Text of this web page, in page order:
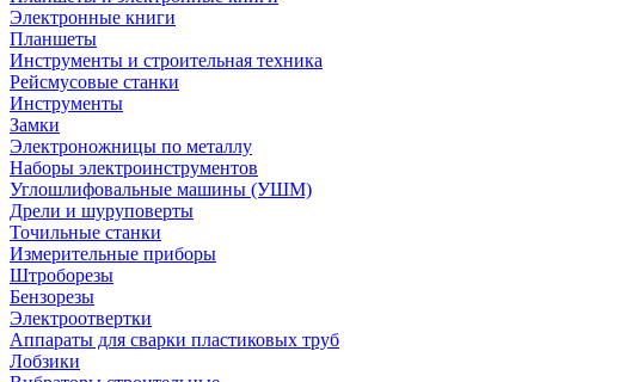
Электронные книги
Планшеты
Инструменты и строительная техника
Рейсмусовые станки
Инструменты
Замки
Электроножницы по металлу
Наборы электроинструментов
Углошлифовальные машины (УШМ)
Дрели и шуруповерты
Точильные станки
Измерительные приборы
Штроборезы
Бензорезы
Электроотвертки
Аппараты для сварки пластиковых труб
Лобзики